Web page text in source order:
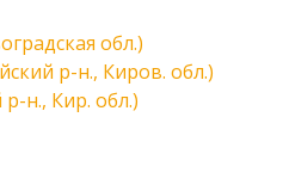
обл.)
р-н., Киров. обл.)
н., Кир. обл.)